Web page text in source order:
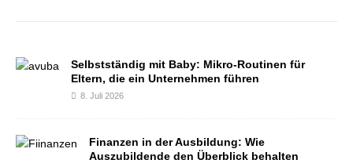
Selbstständig mit Baby: Mikro-Routinen für
Eltern, die ein Unternehmen führen
8. Juli 2026
Finanzen in der Ausbildung: Wie
Auszubildende den Überblick behalten